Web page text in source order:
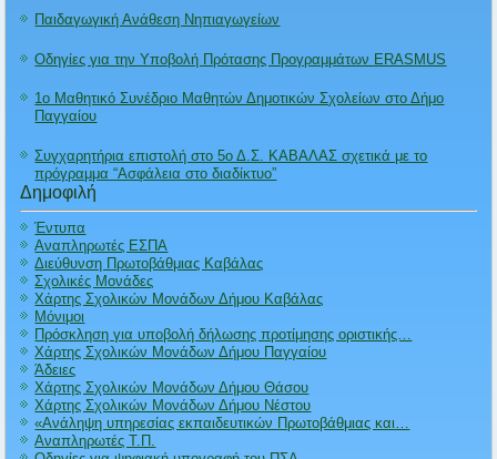
Παιδαγωγική Ανάθεση Νηπιαγωγείων
Οδηγίες για την Υποβολή Πρότασης Προγραμμάτων ERASMUS
1ο Μαθητικό Συνέδριο Μαθητών Δημοτικών Σχολείων στο Δήμο
Παγγαίου
Συγχαρητήρια επιστολή στο 5ο Δ.Σ. ΚΑΒΑΛΑΣ σχετικά με το
πρόγραμμα “Ασφάλεια στο διαδίκτυο”
Δημοφιλή
Έντυπα
Αναπληρωτές ΕΣΠΑ
Διεύθυνση Πρωτοβάθμιας Καβάλας
Σχολικές Μονάδες
Χάρτης Σχολικών Μονάδων Δήμου Καβάλας
Μόνιμοι
Πρόσκληση για υποβολή δήλωσης προτίμησης οριστικής…
Χάρτης Σχολικών Μονάδων Δήμου Παγγαίου
Άδειες
Χάρτης Σχολικών Μονάδων Δήμου Θάσου
Χάρτης Σχολικών Μονάδων Δήμου Νέστου
«Ανάληψη υπηρεσίας εκπαιδευτικών Πρωτοβάθμιας και…
Αναπληρωτές Τ.Π.